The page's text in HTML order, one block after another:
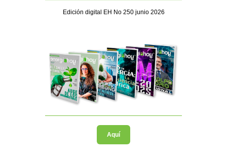
Edición digital EH No 250 junio 2026
Aquí